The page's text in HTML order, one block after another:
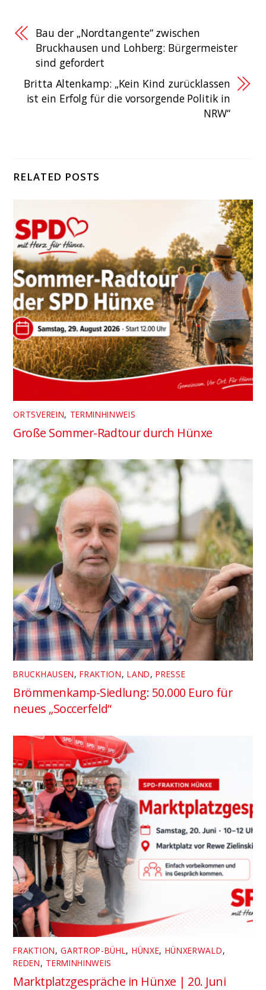
Bau der „Nordtangente“ zwischen
Bruckhausen und Lohberg: Bürgermeister
sind gefordert
Britta Altenkamp: „Kein Kind zurücklassen
ist ein Erfolg für die vorsorgende Politik in
NRW“
RELATED POSTS
ORTSVEREIN, TERMINHINWEIS
Große Sommer-Radtour durch Hünxe
BRUCKHAUSEN,FRAKTION,LAND,PRESSE
Brömmenkamp-Siedlung: 50.000 Euro für
neues „Soccerfeld“
FRAKTION,GARTROP-BÜHL, HÜNXE, HÜNXERWALD,
REDEN, TERMINHINWEIS
Marktplatzgespräche in Hünxe | 20. Juni